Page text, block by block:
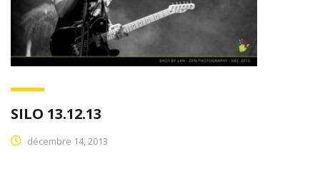
SILO 13.12.13
décembre 14, 2013